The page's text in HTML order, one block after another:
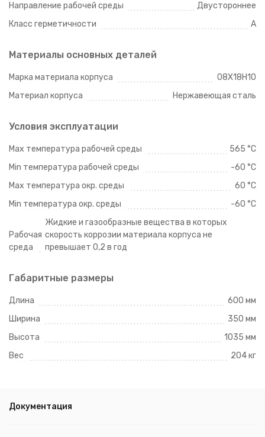
Направление рабочей среды
Двустороннее
Класс герметичности
A
Материалы основных деталей
Марка материала корпуса
08Х18Н10
Материал корпуса
Нержавеющая сталь
Условия эксплуатации
Max температура рабочей среды
565 °C
Min температура рабочей среды
-60 °C
Max температура окр. среды
60 °C
Min температура окр. среды
-60 °C
Рабочая
среда
Жидкие и газообразные вещества в которых
скорость коррозии материала корпуса не
превышает 0,2 в год
Габаритные размеры
Длина
600 мм
Ширина
350 мм
Высота
1035 мм
Вес
204 кг
Документация